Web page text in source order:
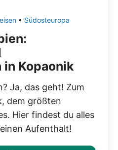
• Südosteuropa
in Kopaonik
Ja, das geht! Zum
dem größten
Hier findest du alles
Aufenthalt!